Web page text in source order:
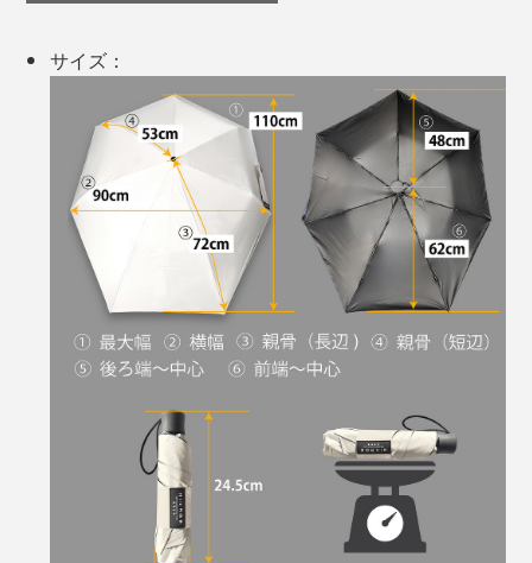
点がデメリットになりますが、『KAGE+』は３層構造
さ24.5cm。小さくまとまるので、バッグの中でもかさ
ばりません。
はリュックが定番で、雨の日はタオル必携でしたが、そ
の手間も減らせます。
そして、何気に便利なのが「ベルト留め」。傘をさした
時にベルトが垂れ下がらないよう、面テープで留めてお
サイズ：